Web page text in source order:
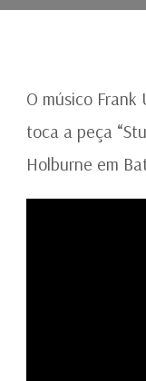
O músico
toca a peça
Holburne em